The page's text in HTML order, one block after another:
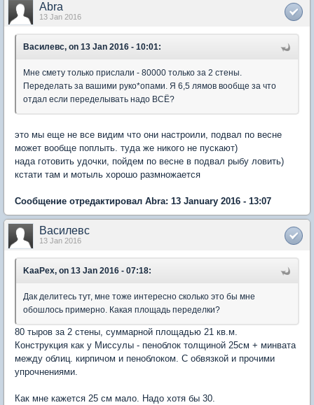
Abra
13 Jan 2016
Василевс, on 13 Jan 2016 - 10:01:
Мне смету только прислали - 80000 только за 2 стены.
Переделать за вашими руко*опами. Я 6,5 лямов вообще за что
отдал если переделывать надо ВСЁ?
это мы еще не все видим что они настроили, подвал по весне
может вообще поплыть. туда же никого не пускают)
нада готовить удочки, пойдем по весне в подвал рыбу ловить)
кстати там и мотыль хорошо размножается
Сообщение отредактировал Abra: 13 January 2016 - 13:07
Василевс
13 Jan 2016
KaaPex, on 13 Jan 2016 - 07:18:
Дак делитесь тут, мне тоже интересно сколько это бы мне
обошлось примерно. Какая площадь переделки?
80 тыров за 2 стены, суммарной площадью 21 кв.м.
Конструкция как у Миссулы - пеноблок толщиной 25см + минвата
между облиц. кирпичом и пеноблоком. С обвязкой и прочими
упрочнениями.
Как мне кажется 25 см мало. Надо хотя бы 30.